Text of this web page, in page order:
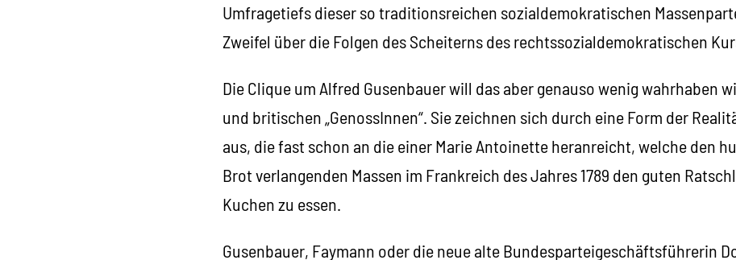
Umfragetiefs dieser so traditionsreichen sozialdemokratischen
Zweifel über die Folgen des Scheiterns des rechtssozialdemokratischen
Die Clique um Alfred Gusenbauer will das aber genauso wenig wahrhaben
und britischen „GenossInnen“. Sie zeichnen sich durch eine Form der
aus, die fast schon an die einer Marie Antoinette heranreicht, welche den
Brot verlangenden Massen im Frankreich des Jahres 1789 den guten
Kuchen zu essen.
Gusenbauer, Faymann oder die neue alte Bundesparteigeschäftsführerin